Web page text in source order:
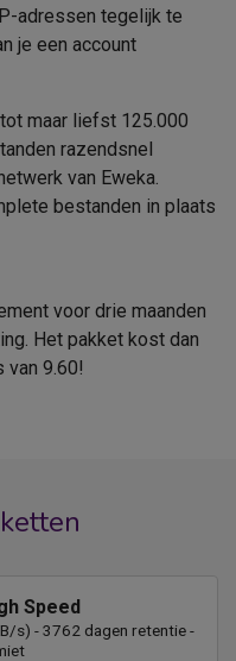
adressen tegelijk te
je een account
maar liefst 125.000
razendsnel
van Eweka.
bestanden in plaats
voor drie maanden
Het pakket kost dan
van 9.60!
Speed
s) - 3762 dagen retentie -